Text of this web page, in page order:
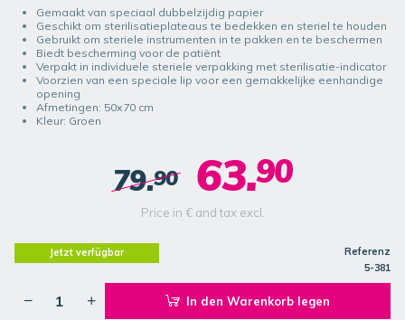
Gemaakt van speciaal dubbelzijdig papier
Geschikt om sterilisatieplateaus te bedekken en steriel te houden
Gebruikt om steriele instrumenten in te pakken en te beschermen
Biedt bescherming voor de patiënt
Verpakt in individuele steriele verpakking met sterilisatie-indicator
Voorzien van een speciale lip voor een gemakkelijke eenhandige
opening
Afmetingen: 50x70 cm
Kleur: Groen
79.90 63.90
Price in € and tax excl.
Jetzt verfügbar
Referenz
5-381
In den Warenkorb legen